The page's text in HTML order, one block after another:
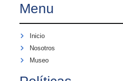
Menu
Inicio
Nosotros
Museo